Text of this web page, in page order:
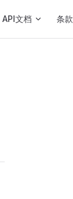
API文档 条